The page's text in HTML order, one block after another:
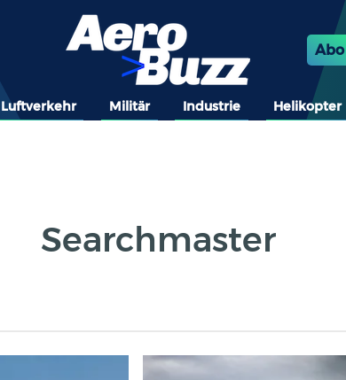
Abo
Luftverkehr Militär Industrie Helikopter
Searchmaster